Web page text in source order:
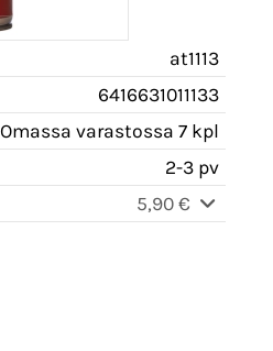
at1113
6416631011133
Omassa varastossa 7 kpl
2-3 pv
5,90 €